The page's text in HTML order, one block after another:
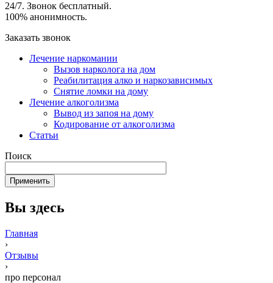
24/7. Звонок бесплатный.
100% анонимность.
Заказать звонок
Лечение наркомании
Вызов нарколога на дом
Реабилитация алко и наркозависимых
Снятие ломки на дому
Лечение алкоголизма
Вывод из запоя на дому
Кодирование от алкоголизма
Статьи
Поиск
Вы здесь
Главная
›
Отзывы
›
про персонал